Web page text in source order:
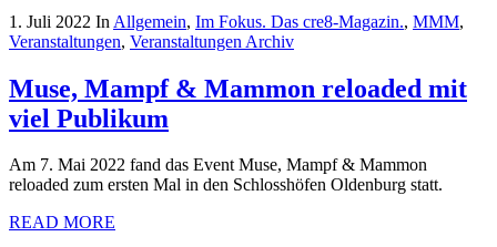
1. Juli 2022 In Allgemein, Im Fokus. Das cre8-Magazin., MMM,
Veranstaltungen, Veranstaltungen Archiv
Muse, Mampf & Mammon reloaded mit
viel Publikum
Am 7. Mai 2022 fand das Event Muse, Mampf & Mammon
reloaded zum ersten Mal in den Schlosshöfen Oldenburg statt.
READ MORE